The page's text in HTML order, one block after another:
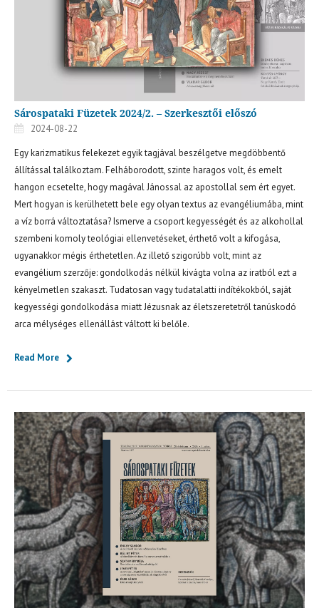
Sárospataki Füzetek 2024/2. – Szerkesztői előszó
2024-08-22
Egy karizmatikus felekezet egyik tagjával beszélgetve megdöbbentő
állítással találkoztam. Felháborodott, szinte haragos volt, és emelt
hangon ecsetelte, hogy magával Jánossal az apostollal sem ért egyet.
Mert hogyan is kerülhetett bele egy olyan textus az evangéliumába, mint
a víz borrá változtatása? Ismerve a csoport kegyességét és az alkohollal
szembeni komoly teológiai ellenvetéseket, érthető volt a kifogása,
ugyanakkor mégis érthetetlen. Az illető szigorúbb volt, mint az
evangélium szerzője: gondolkodás nélkül kivágta volna az iratból ezt a
kényelmetlen szakaszt. Tudatosan vagy tudatalatti indítékokból, saját
kegyességi gondolkodása miatt Jézusnak az életszeretetről tanúskodó
arca mélységes ellenállást váltott ki belőle.
Read More